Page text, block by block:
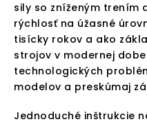
sily so zníženým trením
rýchlosť na úžasné
tisícky rokov a ako
strojov v modernej
technologických
modelov a preskúmaj
Jednoduché inštrukcie